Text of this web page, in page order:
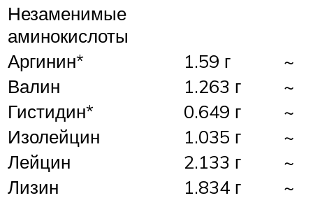
Незаменимые
аминокислоты
Аргинин*
1.59 г
~
Валин
1.263 г
~
Гистидин*
0.649 г
~
Изолейцин
1.035 г
~
Лейцин
2.133 г
~
Лизин
1.834 г
~